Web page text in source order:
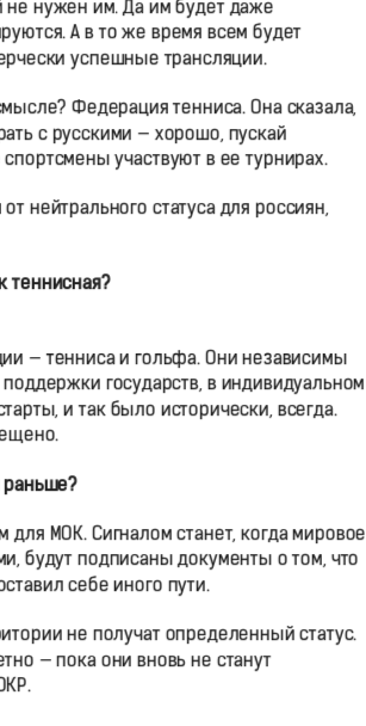
не нужен им. Да им будет даже
А в то же время всем будет
успешные трансляции.
Федерация тенниса. Она сказала,
с русскими — хорошо, пускай
участвуют в ее турнирах.
нейтрального статуса для россиян,
теннисная?
— тенниса и гольфа. Они независимы
государств, в индивидуальном
и так было исторически, всегда.
раньше?
МОК. Сигналом станет, когда мировое
будут подписаны документы о том, что
себе иного пути.
не получат определенный статус.
— пока они вновь не станут